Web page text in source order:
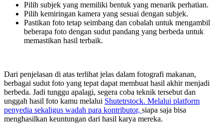
Pilih subjek yang memiliki bentuk yang menarik perhatian.
Pilih kemiringan kamera yang sesuai dengan subjek.
Pastikan foto tetap seimbang dan cobalah untuk mengambil
beberapa foto dengan sudut pandang yang berbeda untuk
memastikan hasil terbaik.
Dari penjelasan di atas terlihat jelas dalam fotografi makanan,
berbagai sudut foto yang tepat dapat membuat hasil akhir menjadi
berbeda. Jadi tunggu apalagi, segera coba teknik tersebut dan
unggah hasil foto kamu melalui Shutetrstock. Melalui platform
penyedia sekaligus wadah para kontributor, siapa saja bisa
menghasilkan keuntungan dari hasil karya mereka.